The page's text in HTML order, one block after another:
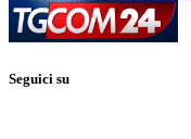
Seguici su